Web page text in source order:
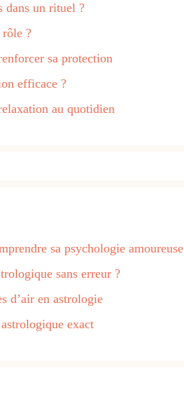
dans un rituel ?
rôle ?
sa protection
efficace ?
au quotidien
sa psychologie amoureuse
sans erreur ?
d’air en astrologie
exact